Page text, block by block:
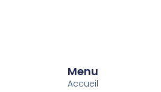
Menu
Accueil